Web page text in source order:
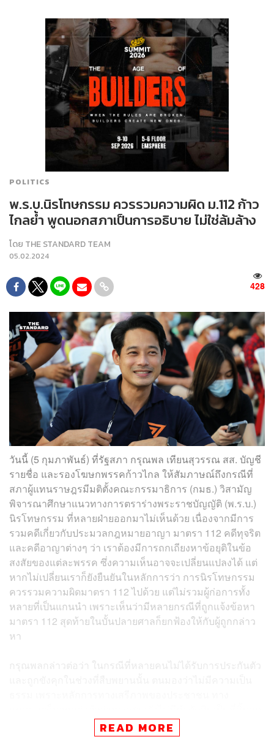
POLITICS
พ.ร.บ.นิรโทษกรรม ควรรวมความผิด ม.112 ก้าว
ไกลย้ำ พูดนอกสภาเป็นการอธิบาย ไม่ใช่ล้มล้าง
โดย THE STANDARD TEAM
05.02.2024
428
วันนี้ (5 กุมภาพันธ์) ที่รัฐสภา กรุณพล เทียนสุวรรณ สส. บัญชี
รายชื่อ และรองโฆษกพรรคก้าวไกล ให้สัมภาษณ์ถึงกรณีที่
สภาผู้แทนราษฎรมีมติตั้งคณะกรรมาธิการ (กมธ.) วิสามัญ
พิจารณาศึกษาแนวทางการตราร่างพระราชบัญญัติ (พ.ร.บ.)
นิรโทษกรรม ที่หลายฝ่ายออกมาไม่เห็นด้วย เนื่องจากมีการ
รวมคดีเกี่ยวกับประมวลกฎหมายอาญา มาตรา 112 คดีทุจริต
และคดีอาญาต่างๆ ว่า เราต้องมีการถกเถียงหาข้อยุติในข้อ
สงสัยของแต่ละพรรค ซึ่งความเห็นอาจจะเปลี่ยนแปลงได้ แต่
หากไม่เปลี่ยนเราก็ยังยืนยันในหลักการว่า การนิรโทษกรรม
ควรรวมความผิดมาตรา 112 ไปด้วย แต่ไม่รวมผู้ก่อการทั้ง
หลายที่เป็นแกนนำ เพราะเห็นว่ามีหลายกรณีที่ถูกแจ้งข้อหา
มาตรา 112 สุดท้ายในบั้นปลายศาลก็ยกฟ้องให้กับผู้ถูกกล่าว
หา
กรุณพลกล่าวต่อว่า ในกรณีที่หลายคนไม่ได้รับการประกันตัว
ให้ถือว่าบุคคลนั้นยังเป็นผู้บริสุทธิ์ เมื่อเป็นผู้บริสุทธิ์ก็สามารถ
ประกันตัวมาต่อสู้ทางกฎหมายได้ ดังนั้นมาตรา 112 จึงไม่ได้
READ MORE